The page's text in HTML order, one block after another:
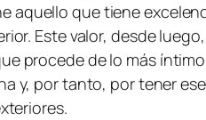
aquello que tiene
Este valor, desde
procede de lo más
y, por tanto, por tener